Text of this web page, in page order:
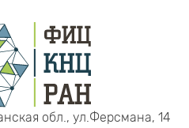
обл., ул.Ферсмана, 14